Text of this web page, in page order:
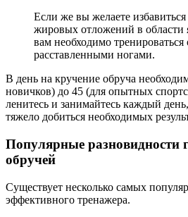
Если же вы желаете
жировых отложений в области
вам необходимо
расставленными ногами.
В день на кручение обруча
новичков) до 45 (для опытных
ленитесь и занимайтесь каждый
тяжело добиться необходимых
Популярные разновидности
обручей
Существует несколько самых
эффективного тренажера.